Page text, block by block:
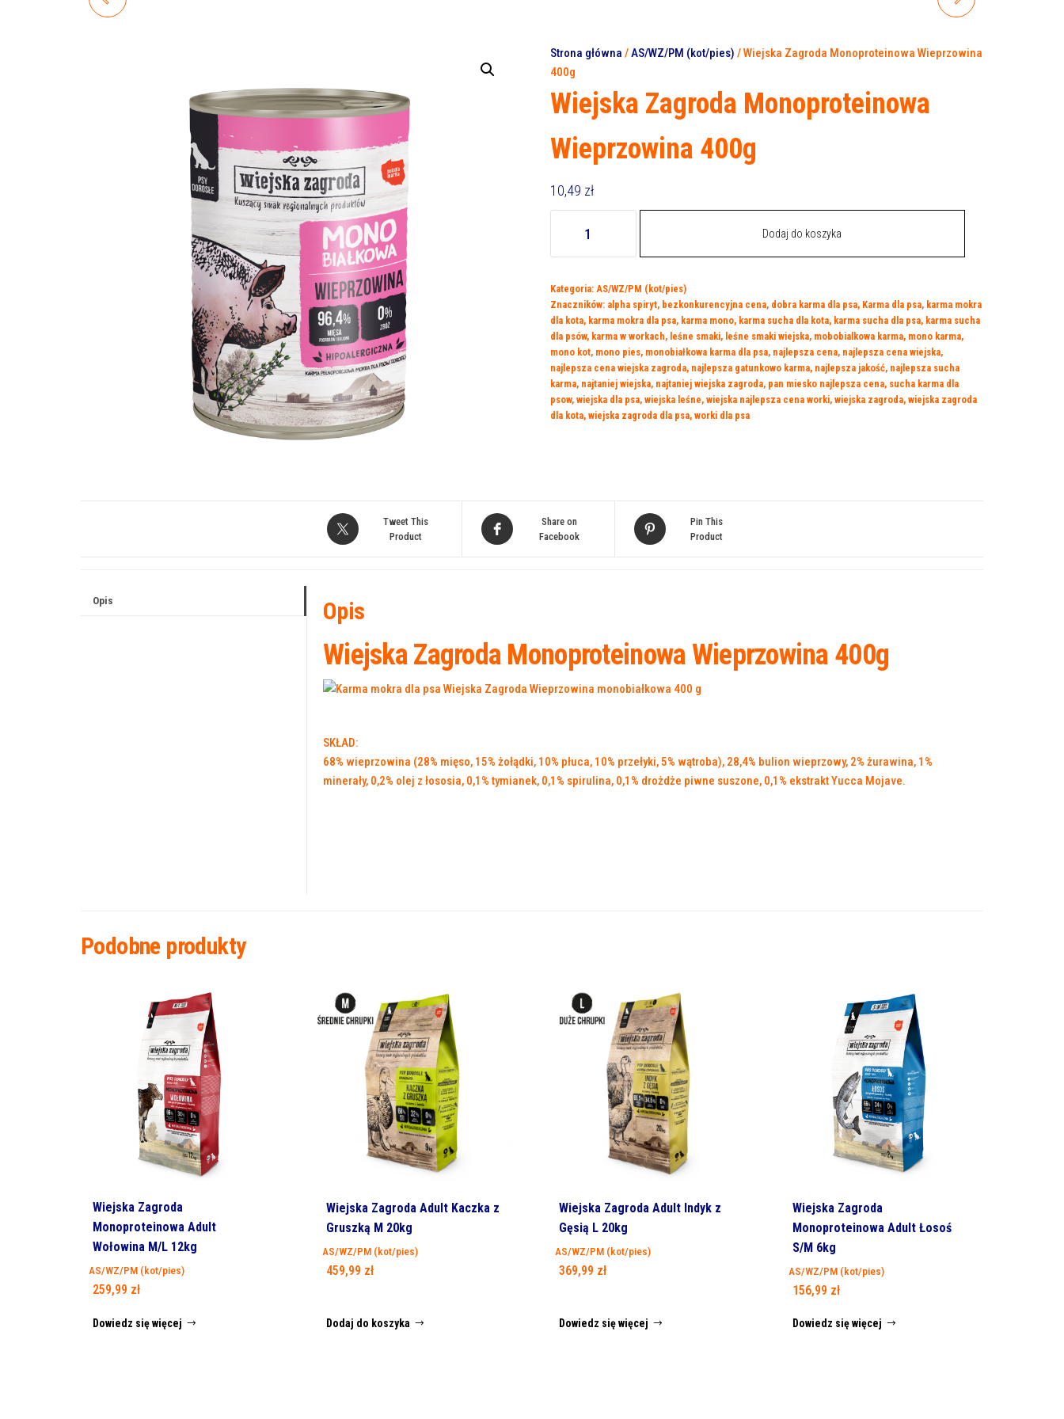
Strona główna /AS/WZ/PM (kot/pies) / Wiejska Zagroda Monoproteinowa Wieprzowina
400g
Wiejska Zagroda Monoproteinowa
Wieprzowina 400g
10,49 zł
Zagroda
Wieprzowina
400g
Dodaj do koszyka
Kategoria: AS/WZ/PM (kot/pies)
Znaczników: alpha spiryt, bezkonkurencyjna cena, dobra karma dla psa, Karma dla psa, karma mokra
dla kota, karma mokra dla psa, karma mono, karma sucha dla kota, karma sucha dla psa, karma sucha
dla psów, karma w workach, leśne smaki, leśne smaki wiejska, mobobialkowa karma, mono karma,
mono kot, mono pies, monobiałkowa karma dla psa, najlepsza cena, najlepsza cena wiejska,
najlepsza cena wiejska zagroda, najlepsza gatunkowo karma, najlepsza jakość, najlepsza sucha
karma, najtaniej wiejska, najtaniej wiejska zagroda, pan miesko najlepsza cena, sucha karma dla
psow, wiejska dla psa, wiejska leśne, wiejska najlepsza cena worki, wiejska zagroda, wiejska zagroda
dla kota, wiejska zagroda dla psa, worki dla psa
Tweet This
Product
Share on
Facebook
Pin This
Product
Opis Opis
Wiejska Zagroda Monoproteinowa Wieprzowina 400g
SKŁAD:
68% wieprzowina (28% mięso, 15% żołądki, 10% płuca, 10% przełyki, 5% wątroba), 28,4% bulion wieprzowy, 2% żurawina, 1%
minerały, 0,2% olej z łososia, 0,1% tymianek, 0,1% spirulina, 0,1% drożdże piwne suszone, 0,1% ekstrakt Yucca Mojave.
Podobne produkty
Wiejska Zagroda
Monoproteinowa Adult
Wołowina M/L 12kg
AS/WZ/PM (kot/pies)
259,99 zł
Dowiedz się więcej
Wiejska Zagroda Adult Kaczka z
Gruszką M 20kg
AS/WZ/PM (kot/pies)
459,99 zł
Dodaj do koszyka
Wiejska Zagroda Adult Indyk z
Gęsią L 20kg
AS/WZ/PM (kot/pies)
369,99 zł
Dowiedz się więcej
Wiejska Zagroda
Monoproteinowa Adult Łosoś
S/M 6kg
AS/WZ/PM (kot/pies)
156,99 zł
Dowiedz się więcej